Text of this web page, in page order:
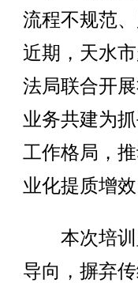
流程不规范
近期，天水
法局联合开
业务共建为
工作格局，
业化提质增效
本次培训
导向，摒弃